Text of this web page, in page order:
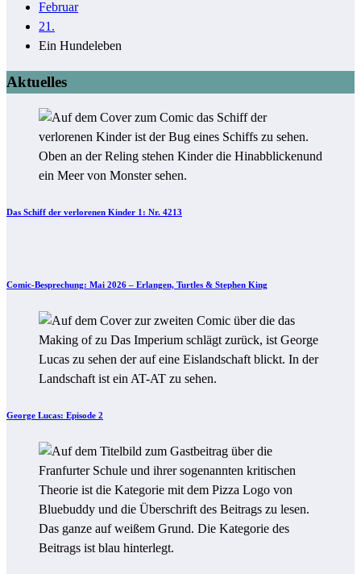
Februar
21.
Ein Hundeleben
Aktuelles
Das Schiff der verlorenen Kinder 1: Nr. 4213
Comic-Besprechung: Mai 2026 – Erlangen, Turtles & Stephen King
George Lucas: Episode 2